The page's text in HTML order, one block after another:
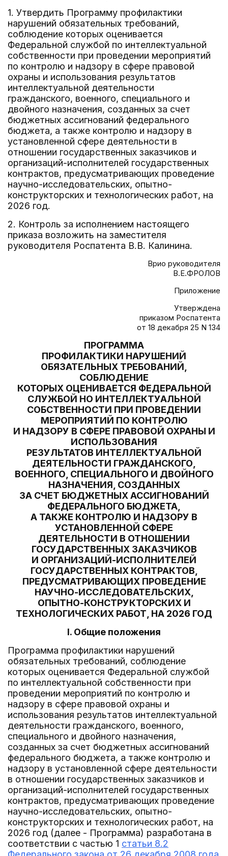
1. Утвердить Программу профилактики
нарушений обязательных требований,
соблюдение которых оценивается
Федеральной службой по интеллектуальной
собственности при проведении мероприятий
по контролю и надзору в сфере правовой
охраны и использования результатов
интеллектуальной деятельности
гражданского, военного, специального и
двойного назначения, созданных за счет
бюджетных ассигнований федерального
бюджета, а также контролю и надзору в
установленной сфере деятельности в
отношении государственных заказчиков и
организаций-исполнителей государственных
контрактов, предусматривающих проведение
научно-исследовательских, опытно-
конструкторских и технологических работ, на
2026 год.
2. Контроль за исполнением настоящего
приказа возложить на заместителя
руководителя Роспатента В.В. Калинина.
Врио руководителя
В.Е.ФРОЛОВ
Приложение
Утверждена
приказом Роспатента
от 18 декабря 25 N 134
ПРОГРАММА
ПРОФИЛАКТИКИ НАРУШЕНИЙ
ОБЯЗАТЕЛЬНЫХ ТРЕБОВАНИЙ,
СОБЛЮДЕНИЕ
КОТОРЫХ ОЦЕНИВАЕТСЯ ФЕДЕРАЛЬНОЙ
СЛУЖБОЙ НО ИНТЕЛЛЕКТУАЛЬНОЙ
СОБСТВЕННОСТИ ПРИ ПРОВЕДЕНИИ
МЕРОПРИЯТИЙ ПО КОНТРОЛЮ
И НАДЗОРУ В СФЕРЕ ПРАВОВОЙ ОХРАНЫ И
ИСПОЛЬЗОВАНИЯ
РЕЗУЛЬТАТОВ ИНТЕЛЛЕКТУАЛЬНОЙ
ДЕЯТЕЛЬНОСТИ ГРАЖДАНСКОГО,
ВОЕННОГО, СПЕЦИАЛЬНОГО И ДВОЙНОГО
НАЗНАЧЕНИЯ, СОЗДАННЫХ
ЗА СЧЕТ БЮДЖЕТНЫХ АССИГНОВАНИЙ
ФЕДЕРАЛЬНОГО БЮДЖЕТА,
А ТАКЖЕ КОНТРОЛЮ И НАДЗОРУ В
УСТАНОВЛЕННОЙ СФЕРЕ
ДЕЯТЕЛЬНОСТИ В ОТНОШЕНИИ
ГОСУДАРСТВЕННЫХ ЗАКАЗЧИКОВ
И ОРГАНИЗАЦИЙ-ИСПОЛНИТЕЛЕЙ
ГОСУДАРСТВЕННЫХ КОНТРАКТОВ,
ПРЕДУСМАТРИВАЮЩИХ ПРОВЕДЕНИЕ
НАУЧНО-ИССЛЕДОВАТЕЛЬСКИХ,
ОПЫТНО-КОНСТРУКТОРСКИХ И
ТЕХНОЛОГИЧЕСКИХ РАБОТ, НА 2026 ГОД
I. Общие положения
Программа профилактики нарушений
обязательных требований, соблюдение
которых оценивается Федеральной службой
по интеллектуальной собственности при
проведении мероприятий по контролю и
надзору в сфере правовой охраны и
использования результатов интеллектуальной
деятельности гражданского, военного,
специального и двойного назначения,
созданных за счет бюджетных ассигнований
федерального бюджета, а также контролю и
надзору в установленной сфере деятельности
в отношении государственных заказчиков и
организаций-исполнителей государственных
контрактов, предусматривающих проведение
научно-исследовательских, опытно-
конструкторских и технологических работ, на
2026 год (далее - Программа) разработана в
соответствии с частью 1 статьи 8.2